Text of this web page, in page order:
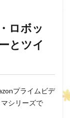
ロボッ
とツイ
プライムビデ
シリーズで